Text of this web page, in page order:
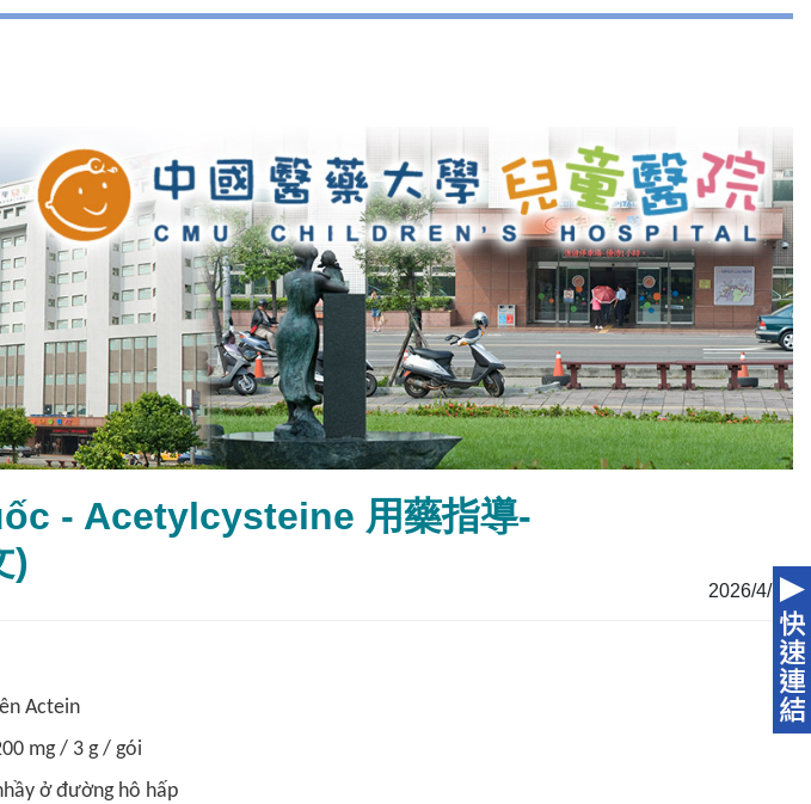
- Acetylcysteine 用藥指導-
)
2026/4/15
Actein
mg / 3 g / gói
ở đường hô hấp